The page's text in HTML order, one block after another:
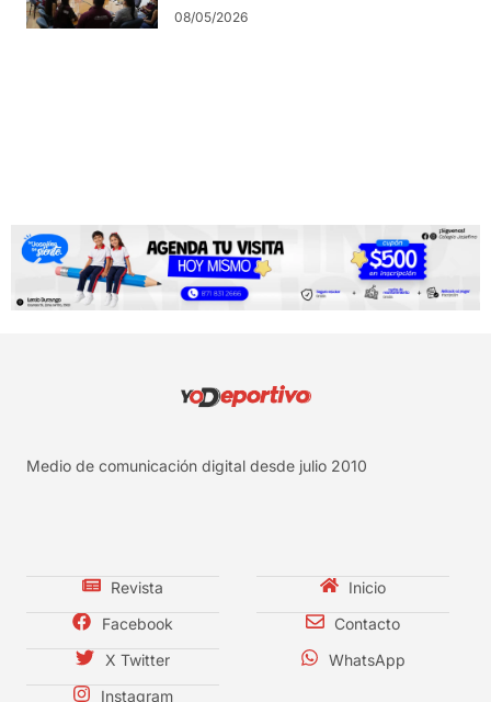
08/05/2026
Medio de comunicación digital desde julio 2010
Revista
Facebook
X Twitter
Instagram
Inicio
Contacto
WhatsApp